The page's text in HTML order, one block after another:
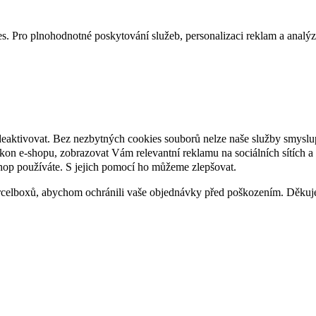
Pro plnohodnotné poskytování služeb, personalizaci reklam a
Bez nezbytných cookies souborů nelze naše služby
e-shopu, zobrazovat Vám relevantní reklamu na sociálních sítích
používáte. S jejich pomocí ho můžeme zlepšovat.
abychom ochránili vaše objednávky před poškozením.